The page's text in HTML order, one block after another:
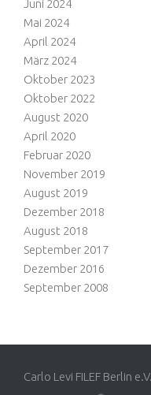
Juni 2024
Mai 2024
April 2024
März 2024
Oktober 2023
Oktober 2022
August 2020
April 2020
Februar 2020
November 2019
August 2019
Dezember 2018
August 2018
September 2017
Dezember 2016
September 2008
Carlo Levi FILEF Berlin